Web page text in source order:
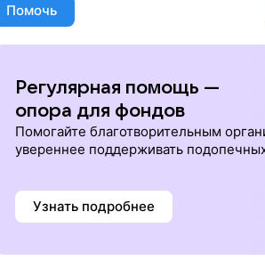
Помочь
Регулярная помощь —
опора для фондов
Помогайте благотворительным
увереннее поддерживать
Узнать подробнее